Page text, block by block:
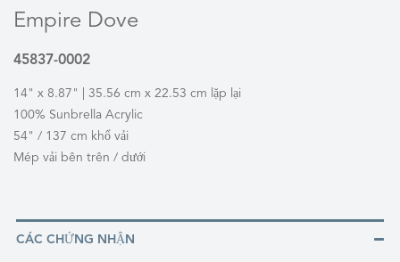
Empire Dove
45837-0002
14" x 8.87" | 35.56 cm x 22.53 cm lặp lại
100% Sunbrella Acrylic
54" / 137 cm khổ vải
Mép vải bên trên / dưới
CÁC CHỨNG NHẬN